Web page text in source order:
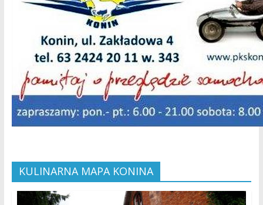
KULINARNA MAPA KONINA